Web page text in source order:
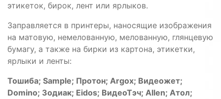
этикеток, бирок, лент или ярлыков.
Заправляется в принтеры, наносящие изображения
на матовую, немелованную, мелованную, глянцевую
бумагу, а также на бирки из картона, этикетки,
ярлыки и ленты:
Тошиба; Sample; Протон; Argox; Видеожет;
Domino; Зодиак; Eidos; ВидеоТэч; Allen; Атол;